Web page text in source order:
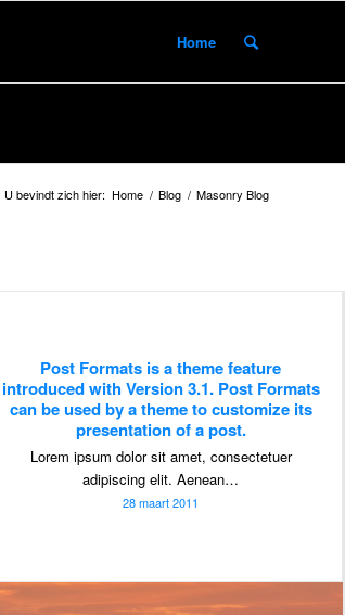
Home
U bevindt zich hier: Home / Blog / Masonry Blog
Post Formats is a theme feature
introduced with Version 3.1. Post Formats
can be used by a theme to customize its
presentation of a post.
Lorem ipsum dolor sit amet, consectetuer
adipiscing elit. Aenean…
28 maart 2011